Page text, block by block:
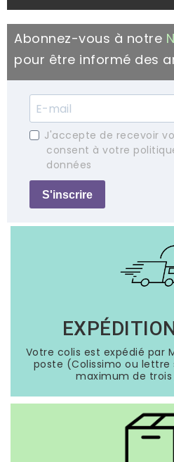
Abonnez-vous à notre
pour être informé des
J'accepte de recevoir
consent à votre
données
S'inscrire
Votre colis est expédié par
poste (Colissimo ou lettre
maximum de trois